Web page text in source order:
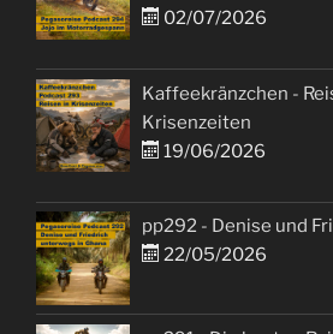
02/07/2026
Kaffeekränzchen -
Krisenzeiten
19/06/2026
pp292 - Denise und
22/05/2026